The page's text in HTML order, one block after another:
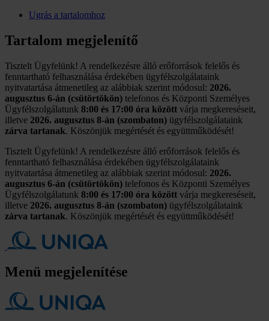
Ugrás a tartalomhoz
Tartalom megjelenítő
Tisztelt Ügyfelünk! A rendelkezésre álló erőforrások felelős és
fenntartható felhasználása érdekében ügyfélszolgálataink
nyitvatartása átmenetileg az alábbiak szerint módosul: 2026.
augusztus 6-án (csütörtökön) telefonos és Központi Személyes
Ügyfélszolgálatunk 8:00 és 17:00 óra között várja megkereséseit,
illetve 2026. augusztus 8-án (szombaton) ügyfélszolgálataink
zárva tartanak. Köszönjük megértését és együttműködését!
Tisztelt Ügyfelünk! A rendelkezésre álló erőforrások felelős és
fenntartható felhasználása érdekében ügyfélszolgálataink
nyitvatartása átmenetileg az alábbiak szerint módosul: 2026.
augusztus 6-án (csütörtökön) telefonos és Központi Személyes
Ügyfélszolgálatunk 8:00 és 17:00 óra között várja megkereséseit,
illetve 2026. augusztus 8-án (szombaton) ügyfélszolgálataink
zárva tartanak. Köszönjük megértését és együttműködését!
Menü megjelenítése